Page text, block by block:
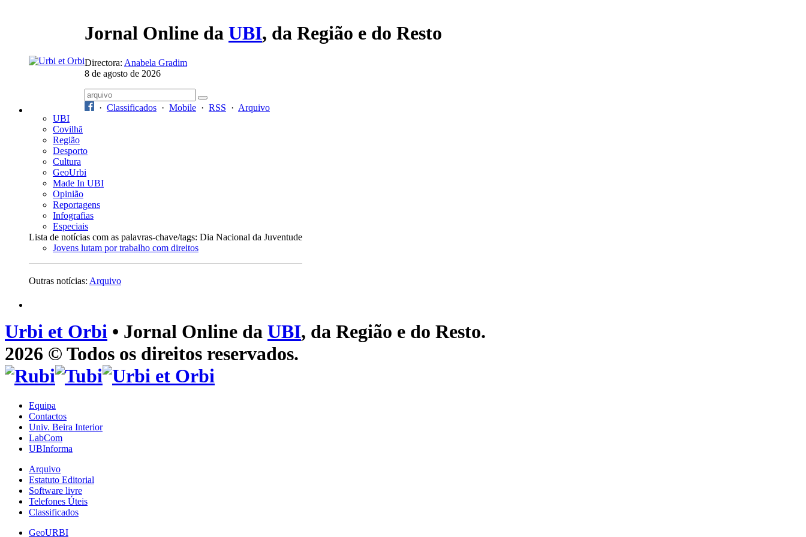
Jornal Online da UBI, da Região e do Resto
Directora: Anabela Gradim
8 de agosto de 2026
· Classificados · Mobile · RSS · Arquivo
UBI
Covilhã
Região
Desporto
Cultura
GeoUrbi
Made In UBI
Opinião
Reportagens
Infografias
Especiais
Lista de notícias com as palavras-chave/tags: Dia Nacional da Juventude
Jovens lutam por trabalho com direitos
Outras notícias: Arquivo
Urbi et Orbi • Jornal Online da UBI, da Região e do Resto.
2026 © Todos os direitos reservados.
Equipa
Contactos
Univ. Beira Interior
LabCom
UBInforma
Arquivo
Estatuto Editorial
Software livre
Telefones Úteis
Classificados
GeoURBI